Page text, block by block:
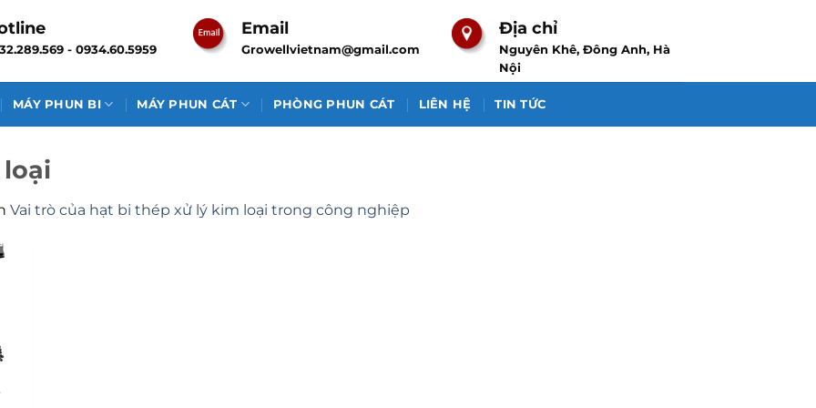
- 0934.60.5959
Email
Growellvietnam@gmail.com
Địa chỉ
Nguyên Khê, Đông Anh, Hà
Nội
MÁY PHUN BI MÁY PHUN CÁT PHÒNG PHUN CÁT LIÊN HỆ TIN TỨC
Vai trò của hạt bi thép xử lý kim loại trong công nghiệp